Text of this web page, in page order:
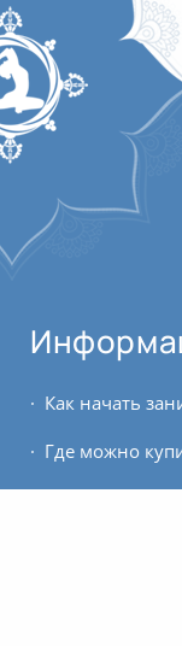
Как начать
Где можно